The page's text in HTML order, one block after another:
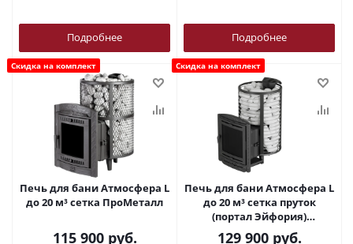
Подробнее Подробнее
Скидка на комплект
Печь для бани Атмосфера L
до 20 м³ сетка ПроМеталл
115 900руб.
Скидка на комплект
Печь для бани Атмосфера L
до 20 м³ сетка пруток
(портал Эйфория)
ПроМеталл
129 900руб.